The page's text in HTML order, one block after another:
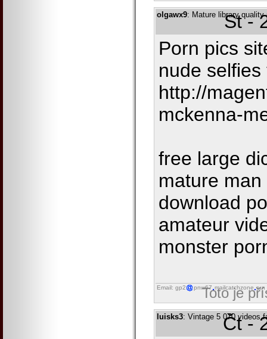
olgawx9: Mature librarySt -
Porn pics
nude
http://
mckenna-
free large
mature
download
amateur
monster
Email: gp2 pnw67 mailcatchzone run
Toto je
luisks3: Vintage 5 070 videos
Čt -